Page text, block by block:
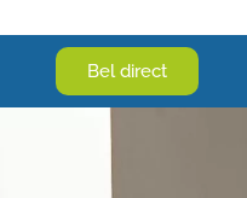
Bel direct